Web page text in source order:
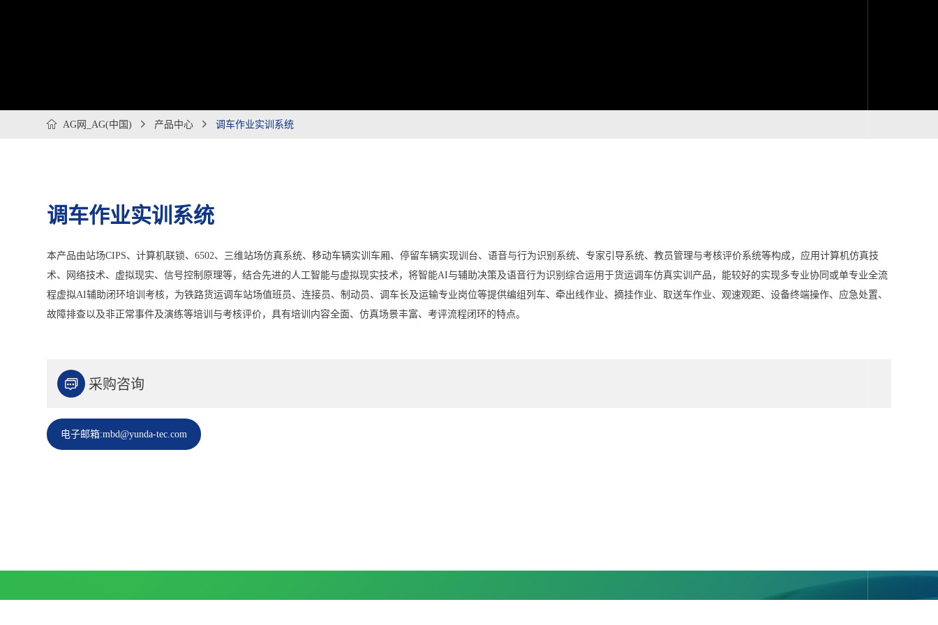
 AG网_AG(中国)  产品中心  调车作业实训系统
调车作业实训系统
本产品由站场CIPS、计算机联锁、6502、三维站场仿真系统、移动车辆实训车厢、停留车辆实现训台、语音与行为识别系统、专家引导系统、教员管理与考核评价系统等构成，应用计算机仿真技
术、网络技术、虚拟现实、信号控制原理等，结合先进的人工智能与虚拟现实技术，将智能AI与辅助决策及语音行为识别综合运用于货运调车仿真实训产品，能较好的实现多专业协同或单专业全流
程虚拟AI辅助闭环培训考核，为铁路货运调车站场值班员、连接员、制动员、调车长及运输专业岗位等提供编组列车、牵出线作业、摘挂作业、取送车作业、观速观距、设备终端操作、应急处置、
故障排查以及非正常事件及演练等培训与考核评价，具有培训内容全面、仿真场景丰富、考评流程闭环的特点。
 采购咨询
电子邮箱:mbd@yunda-tec.com